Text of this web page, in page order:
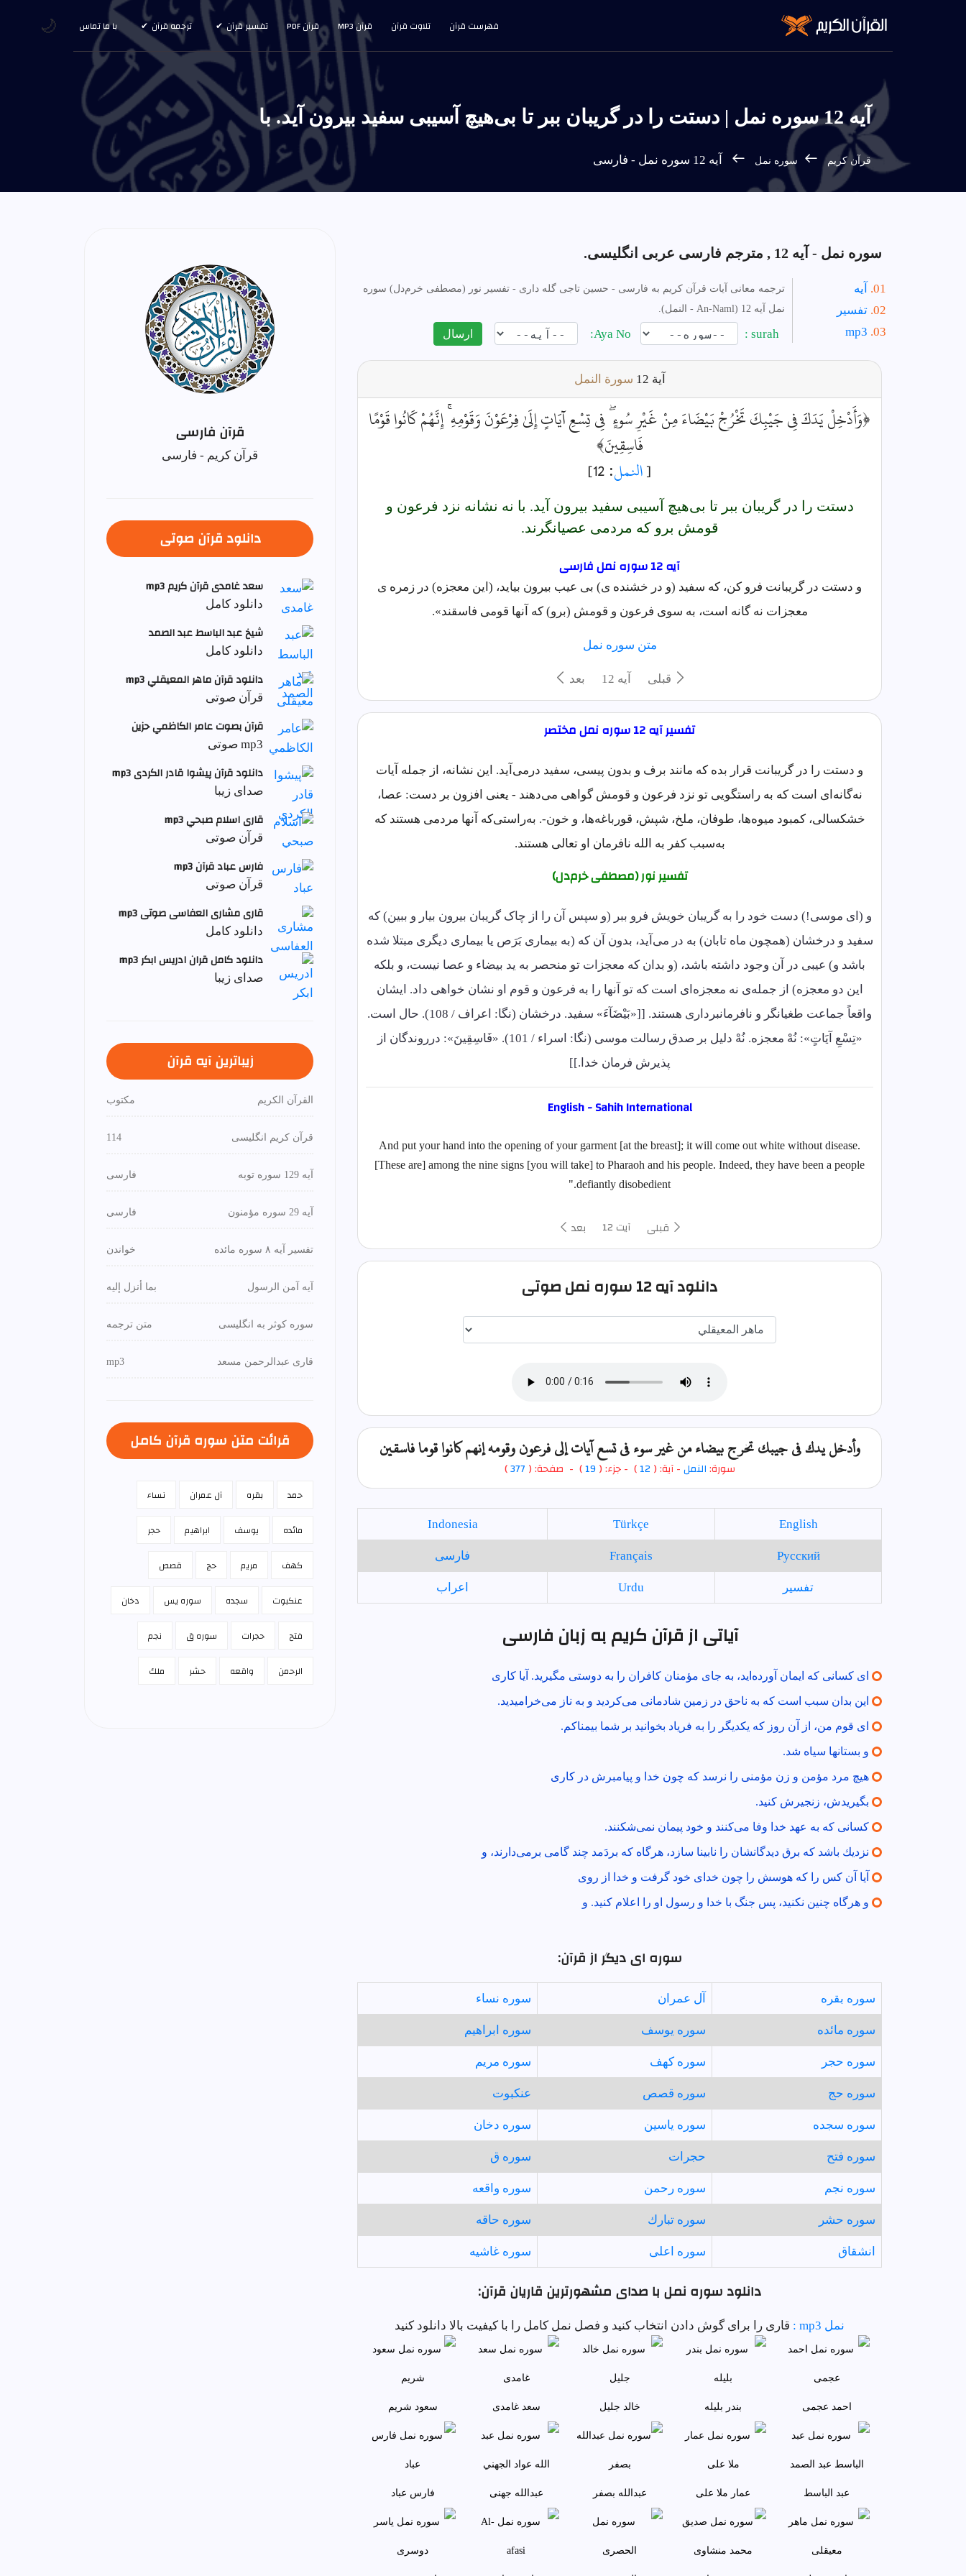
فهرست قرآن تلاوت قرآن قرآن MP3 قرآن PDF تفسیر قرآن ترجمه قرآن با ما تماس
آیه 12 سوره نمل | دستت را در گريبان ببر تا بى‌هيچ آسيبى سفيد بيرون آيد. با
قرآن كريم سوره نمل آیه 12 سوره نمل - فارسی
سوره نمل - آیه 12 , مترجم فارسی عربی انگلیسی.
آیه
تفسیر
mp3
ترجمه معانی آیات قرآن کریم به فارسی - حسین تاجی گله داری - تفسیر نور (مصطفی خرم‌دل) سوره
نمل آیه 12 (An-Naml - النمل).
ارسال
آية سورة النمل
﴿وَأَدْخِلْ يَدَكَ فِي جَيْبِكَ تَخْرُجْ بَيْضَاءَ مِنْ غَيْرِ سُوءٍ ۖ فِي تِسْعِ آيَاتٍ إِلَىٰ فِرْعَوْنَ وَقَوْمِهِ ۚ إِنَّهُمْ كَانُوا قَوْمًا
فَاسِقِينَ﴾
[النمل: 12]
دستت را در گريبان ببر تا بى‌هيچ آسيبى سفيد بيرون آيد. با نه نشانه نزد فرعون و
قومش برو كه مردمى عصيانگرند.
آیه 12 سوره نمل فارسى
و دستت در گریبانت فرو کن، که سفید (و در خشنده ی) بی عیب بیرون بیاید، (این معجزه) در زمره ی
معجزات نه گانه است، به سوی فرعون و قومش (برو) که آنها قومی فاسقند».
متن سوره نمل
قبلی آيه 12 بعد
تفسیر آیه 12 سوره نمل مختصر
و دستت را در گریبانت قرار بده که مانند برف و بدون پیسی، سفید درمی‌آید. این نشانه، از جمله آیات
نه‌گانه‌ای است که به راستگویی تو نزد فرعون و قومش گواهی می‌دهند - یعنی افزون بر دست: عصا،
خشکسالی، کمبود میوه‌ها، طوفان، ملخ، شپش، قورباغه‌ها، و خون-. به‌راستی‌که آنها مردمی هستند که
به‌سبب کفر به الله نافرمان او تعالی هستند.
تفسیر نور (مصطفی خرم‌دل)
و (ای موسی!) دست خود را به گریبان خویش فرو ببر (و سپس آن را از چاک گریبان بیرون بیار و ببین) که
سفید و درخشان (همچون ماه تابان) به در می‌آید، بدون آن که (به بیماری بَرَص یا بیماری دیگری مبتلا شده
باشد و) عیبی در آن وجود داشته باشد، (و بدان که معجزات تو منحصر به ید بیضاء و عصا نیست، و بلکه
این دو معجزه) از جمله‌ی نه معجزه‌ای است که تو آنها را به فرعون و قوم او نشان خواهی داد. ایشان
واقعاً جماعت طغیانگر و نافرمانبرداری هستند. [[«بَیْضَآءَ» سفید. درخشان (نگا: اعراف / 108). حال است.
«تِسْعِ آیَاتٍ»: نُهْ معجزه. نُهْ دلیل بر صدق رسالت موسی (نگا: اسراء / 101). «فَاسِقِینَ»: درروندگان از
پذیرش فرمان خدا.]]
English - Sahih International
And put your hand into the opening of your garment [at the breast]; it will come out white without disease.
[These are] among the nine signs [you will take] to Pharaoh and his people. Indeed, they have been a people
defiantly disobedient."
قبلی آیت 12 بعد
دانلود آيه 12 سوره نمل صوتی
وأدخل يدك في جيبك تخرج بيضاء من غير سوء في تسع آيات إلى فرعون وقومه إنهم كانوا قوما فاسقين
سورة:النمل- آية: ( 12
) - جزء: (19) - صفحة: ( 377
)
English
Türkçe
Indonesia
Русский
Français فارسی
تفسير Urdu اعراب
آیاتی از قرآن کریم به زبان فارسی
اى كسانى كه ايمان آورده‌ايد، به جاى مؤمنان كافران را به دوستى مگيريد. آيا كارى
اين بدان سبب است كه به ناحق در زمين شادمانى مى‌كرديد و به ناز مى‌خراميديد.
اى قوم من، از آن روز كه يكديگر را به فرياد بخوانيد بر شما بيمناكم.
و بستانها سياه شد.
هيچ مرد مؤمن و زن مؤمنى را نرسد كه چون خدا و پيامبرش در كارى
بگيريدش، زنجيرش كنيد.
كسانى كه به عهد خدا وفا مى‌كنند و خود پيمان نمى‌شكنند.
نزديك باشد كه برق ديدگانشان را نابينا سازد، هرگاه كه بردَمد چند گامى برمى‌دارند، و
آيا آن كس را كه هوسش را چون خداى خود گرفت و خدا از روى
و هرگاه چنين نكنيد، پس جنگ با خدا و رسول او را اعلام كنيد. و
سوره ای دیگر از قرآن:
سوره بقره آل عمران سوره نساء
سوره مائده سوره يوسف سوره ابراهيم
سوره حجر سوره كهف سوره مريم
سوره حج سوره قصص عنكبوت
سوره سجده سوره ياسين سوره دخان
سوره فتح حجرات سوره ق
سوره نجم سوره رحمن سوره واقعه
سوره حشر سوره تبارك سوره حاقه
انشقاق سوره اعلى سوره غاشيه
دانلود سوره نمل با صدای مشهورترین قاریان قرآن:
نمل mp3 : قاری را برای گوش دادن انتخاب کنید و فصل نمل کامل را با کیفیت بالا دانلود کنید
احمد عجمى بندر بليله خالد جليل سعد غامدی سعود شريم
عبد الباسط عمار ملا علی عبدالله بصفر عبدالله جهنی فارس عباد
قرآن فارسی
قرآن کریم - فارسی
دانلود قرآن صوتی
سعد غامدی قرآن کریم mp3
دانلود کامل
شيخ عبد الباسط عبد الصمد
دانلود کامل
دانلود قرآن ماهر المعيقلي mp3
قرآن صوتی
قرآن بصوت عامر الكاظمي حزين
mp3 صوتی
دانلود قرآن پیشوا قادر الکردی mp3
صدای زیبا
قاری اسلام صبحي mp3
قرآن صوتی
فارس عباد قرآن mp3
قرآن صوتی
قاری مشاری العفاسی صوتی mp3
دانلود کامل
دانلود کامل قران ادریس ابکر mp3
صدای زیبا
زیباترین آیه قرآن
القرآن الكريم مكتوب
قرآن کریم انگلیسی 114
آیه 129 سوره توبه فارسی
آیه 29 سوره مؤمنون فارسی
تفسیر آیه ۸ سوره مائده خواندن
آیه آمن الرسول بما أنزل إليه
سوره کوثر به انگلیسی متن ترجمه
قاری عبدالرحمن مسعد mp3
قرائت متن سوره قرآن كامل
حمد بقره آل عمران نساء
مائده يوسف ابراهيم حجر
كهف مريم حج قصص
عنكبوت سجده سوره يس دخان
فتح حجرات سوره ق نجم
الرحمن واقعه حشر ملك
🌙